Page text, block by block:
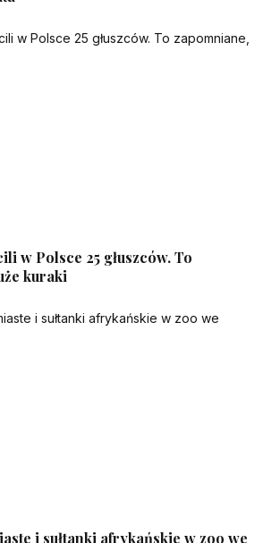
w Polsce 25 głuszców. To
kuraki
i sułtanki afrykańskie w zoo we